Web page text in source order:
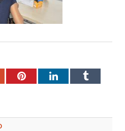
PinterestLinkedInTumblr